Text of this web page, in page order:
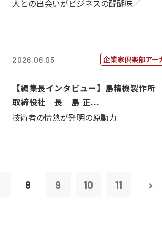
人との出会いがビジネスの醍醐味／
2026.06.05 企業家倶楽部アー
【編集長インタビュー】島精機製作
取締役社 長 島 正...
技術者の情熱が発明の原動力
8 9 10 11